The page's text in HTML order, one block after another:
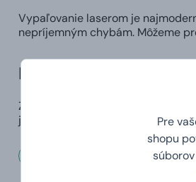
Pre
shopu
Vypaľovanie laserom je
nepríjemným chybám. Môžeme
Dizajnové balenie
Zásielku si od nás môžete
jedná o výnimočný darček.
Rozmery a váha